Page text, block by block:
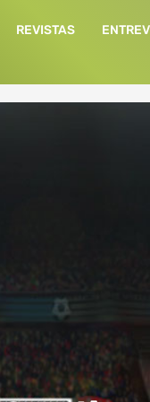
REVISTAS